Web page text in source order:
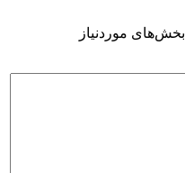
بخش‌های موردنیاز